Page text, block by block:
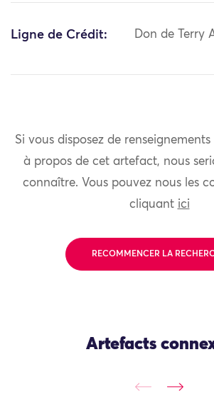
Ligne de Crédit: Don de Terry
Si vous disposez de
à propos de cet artefact, nous
connaître. Vous pouvez nous les
cliquant ici
RECOMMENCER LA
Artefacts